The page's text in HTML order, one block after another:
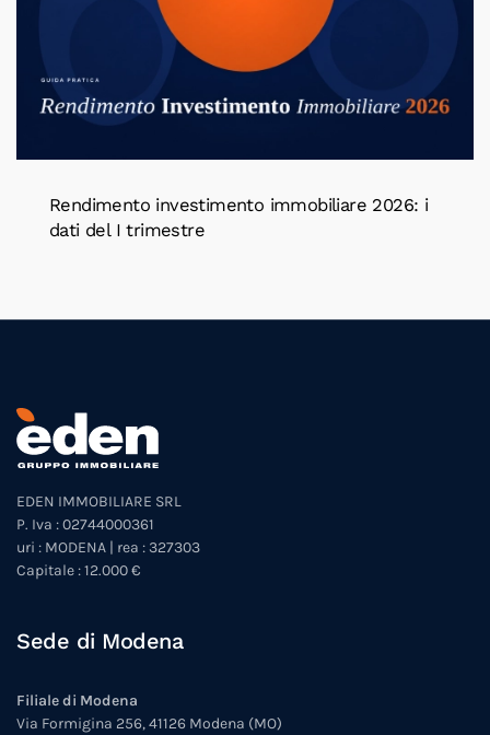
Rendimento investimento immobiliare 2026: i
dati del I trimestre
EDEN IMMOBILIARE SRL
P. Iva : 02744000361
uri : MODENA | rea : 327303
Capitale : 12.000 €
Sede di Modena
Filiale di Modena
Via Formigina 256, 41126 Modena (MO)